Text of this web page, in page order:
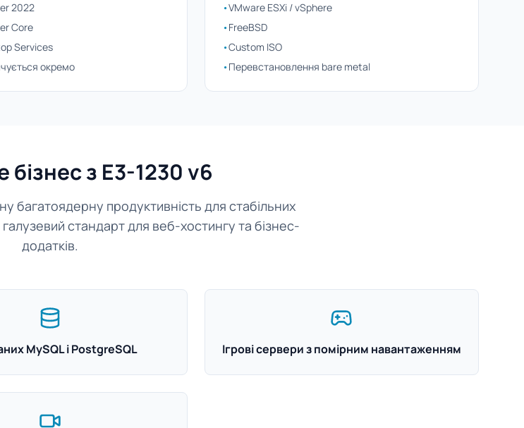
2022
Core
Services
окремо
•VMware ESXi / vSphere
•FreeBSD
•Custom ISO
•Перевстановлення bare metal
бізнес з E3-1230 v6
багатоядерну продуктивність для стабільних
стандарт для веб-хостингу та бізнес-
додатків.
MySQL і PostgreSQL Ігрові сервери з помірним навантаженням